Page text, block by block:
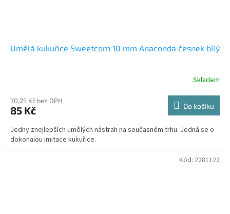
Umělá kukuřice Sweetcorn 10 mm Anaconda česnek bílý
Skladem
70,25 Kč bez DPH
85 Kč Do košíku
Jedny znejlepších umělých nástrah na současném trhu. Jedná se o
dokonalou imitace kukuřice.
Kód: 2281122